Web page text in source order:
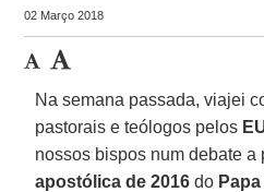
02 Março 2018
Na semana passada, viajei
pastorais e teólogos pelos
nossos bispos num debate a
apostólica de 2016 do